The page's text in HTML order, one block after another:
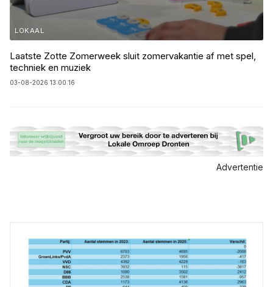
LOKAAL
Laatste Zotte Zomerweek sluit zomervakantie af met spel,
techniek en muziek
03-08-2026 13:00:16
Advertentie